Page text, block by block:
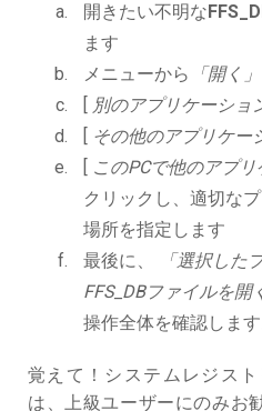
開きたい不明な
ます
メニューから
「開く
[ 別のアプリケーショ
[ その他のアプリケー
[ このPCで他のアプ
クリックし、適切な
場所を指定します
最後に、
「選択した
FFS_DBファイルを開
操作全体を確認します
覚えて！システムレジス
は、上級ユーザーにのみお